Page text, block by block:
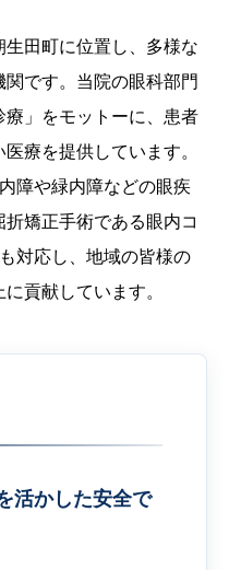
田町に位置し、多様な
です。当院の眼科部門
」をモットーに、患者
療を提供しています。
障や緑内障などの眼疾
矯正手術である眼内コ
対応し、地域の皆様の
貢献しています。
活かした安全で